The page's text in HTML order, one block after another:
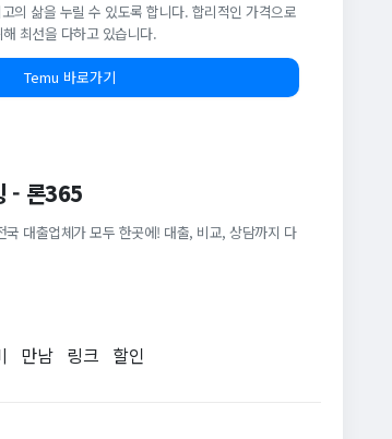
의 삶을 누릴 수 있도록 합니다. 합리적인 가격으로
최선을 다하고 있습니다.
Temu 바로가기
- 론365
국 대출업체가 모두 한곳에! 대출, 비교, 상담까지 다
만남 링크 할인